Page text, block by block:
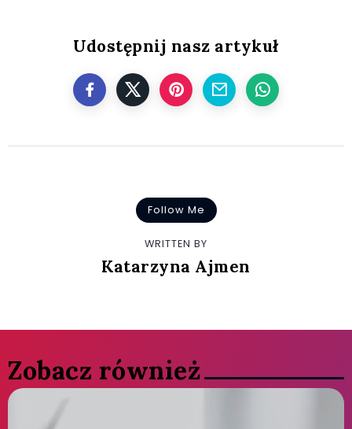
Udostępnij nasz artykuł
Follow Me
WRITTEN BY
Katarzyna Ajmen
Zobacz również